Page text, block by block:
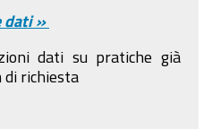
dati »
dati su pratiche già
di richiesta